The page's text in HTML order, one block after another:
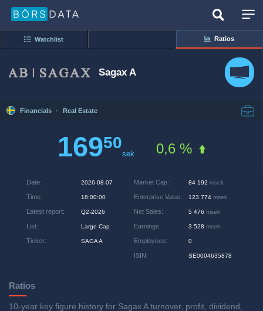
Watchlist Ratios
Sagax A
Financials · Real Estate
16950
sek 0,6 %
Date: 2026-08-07
Time: 18:00:00
Latest report: Q2-2026
List: Large Cap
Ticker: SAGA A
Market Cap: 84 192 msek
Enterprise Value: 123 774 msek
Net Sales: 5 476 msek
Earnings: 3 528 msek
Employees: 0
ISIN: SE0004635878
Ratios
10-year key figure history for Sagax A turnover, profit, dividend,